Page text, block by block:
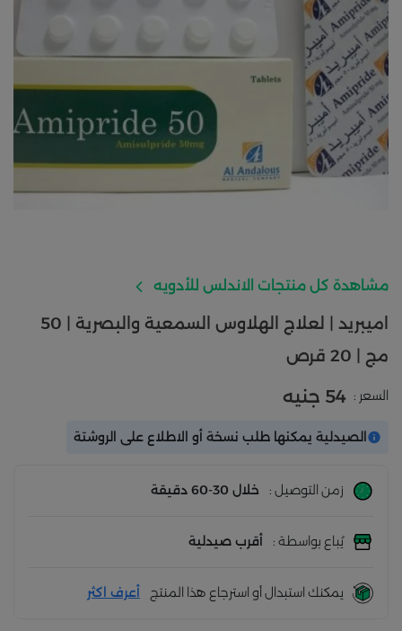
مشاهدة كل منتجات الاندلس للأدويه
اميبريد | لعلاج الهلاوس السمعية والبصرية | 50
مج | 20 قرص
السعر : 54 جنيه
الصيدلية يمكنها طلب نسخة أو الاطلاع على الروشتة
زمن التوصيل : خلال 30-60 دقيقة
يُباع بواسطة : أقرب صيدلية
يمكنك استبدال أو استرجاع هذا المنتج أعرف اكثر